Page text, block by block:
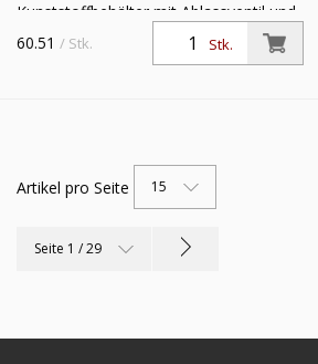
Kunststoffbehälter mit Ablassventil und
O-Ring, für Kombi-Wartungseinheit, BG
2, G 3/4 und G 1
Stk.
60.51 / Stk.
Artikel pro Seite 15
Seite 1 / 29